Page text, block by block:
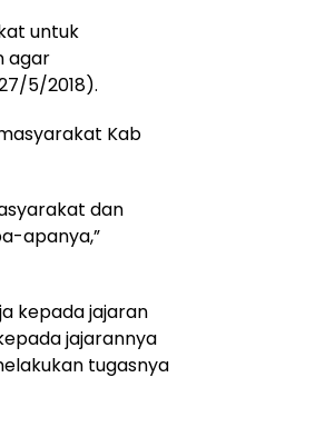
untuk
agar
5/2018).
Kab
dan
apanya,”
kepada jajaran
jajarannya
tugasnya